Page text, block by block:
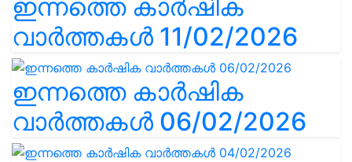
ഇന്നത്തെ കാർഷിക
വാർത്തകൾ 11/02/2026
ഇന്നത്തെ കാർഷിക
വാർത്തകൾ 06/02/2026